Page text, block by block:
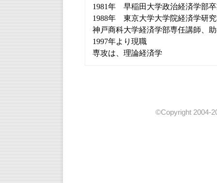
1981年 早稲田大学政治経済学部
1988年 東京大学大学院経済学研
神戸商科大学経済学部専任講師、
1997年より現職
専攻は、理論経済学
©Copyright 2004-